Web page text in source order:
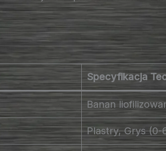
Specyfikacja
Banan
Plastry, Grys (0-